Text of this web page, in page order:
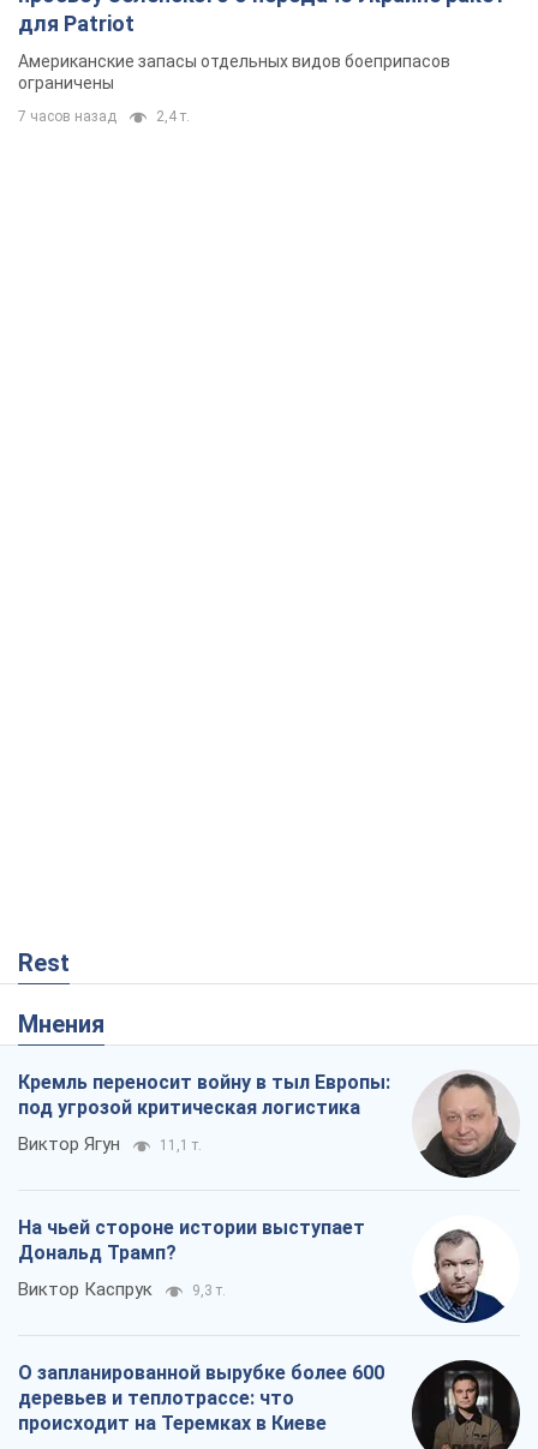
для Patriot
Американские запасы отдельных видов боеприпасов
ограничены
7 часов назад 2,4 т.
Rest
Мнения
Кремль переносит войну в тыл Европы:
под угрозой критическая логистика
Виктор Ягун 11,1 т.
На чьей стороне истории выступает
Дональд Трамп?
Виктор Каспрук 9,3 т.
О запланированной вырубке более 600
деревьев и теплотрассе: что
происходит на Теремках в Киеве